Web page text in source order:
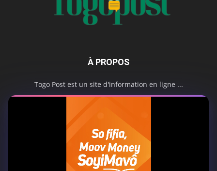
À PROPOS
Togo Post est un site d'information en ligne ...
Contactez-nous: contact@togopost.tg
SUIVEZ NOUS